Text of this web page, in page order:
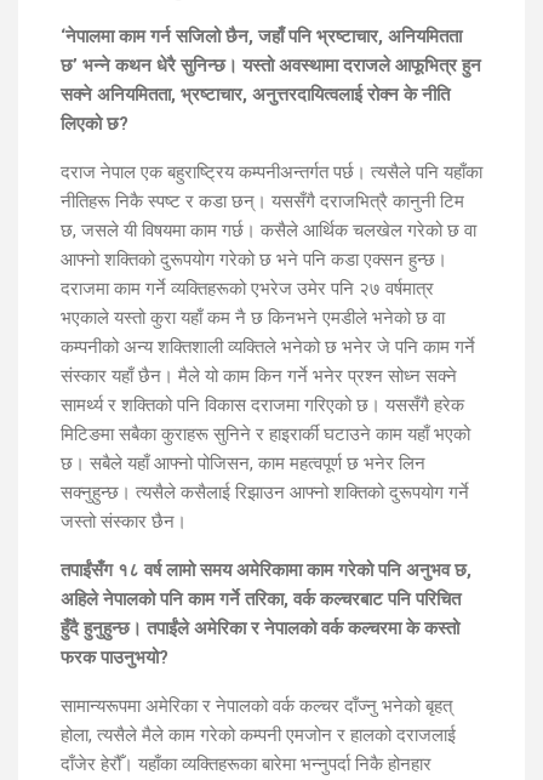
‘नेपालमा काम गर्न सजिलो छैन, जहाँ पनि भ्रष्टाचार, अनियमितता
छ’ भन्ने कथन धेरै सुनिन्छ। यस्तो अवस्थामा दराजले आफूभित्र हुन
सक्ने अनियमितता, भ्रष्टाचार, अनुत्तरदायित्वलाई रोक्न के नीति
लिएको छ?
दराज नेपाल एक बहुराष्ट्रिय कम्पनीअन्तर्गत पर्छ। त्यसैले पनि यहाँका
नीतिहरू निकै स्पष्ट र कडा छन्। यससँगै दराजभित्रै कानुनी टिम
छ, जसले यी विषयमा काम गर्छ। कसैले आर्थिक चलखेल गरेको छ वा
आफ्नो शक्तिको दुरूपयोग गरेको छ भने पनि कडा एक्सन हुन्छ।
दराजमा काम गर्ने व्यक्तिहरूको एभरेज उमेर पनि २७ वर्षमात्र
भएकाले यस्तो कुरा यहाँ कम नै छ किनभने एमडीले भनेको छ वा
कम्पनीको अन्य शक्तिशाली व्यक्तिले भनेको छ भनेर जे पनि काम गर्ने
संस्कार यहाँ छैन। मैले यो काम किन गर्ने भनेर प्रश्न सोध्न सक्ने
सामर्थ्य र शक्तिको पनि विकास दराजमा गरिएको छ। यससँगै हरेक
मिटिङमा सबैका कुराहरू सुनिने र हाइरार्की घटाउने काम यहाँ भएको
छ। सबैले यहाँ आफ्नो पोजिसन, काम महत्वपूर्ण छ भनेर लिन
सक्नुहुन्छ। त्यसैले कसैलाई रिझाउन आफ्नो शक्तिको दुरूपयोग गर्ने
जस्तो संस्कार छैन।
तपाईंसँग १८ वर्ष लामो समय अमेरिकामा काम गरेको पनि अनुभव छ,
अहिले नेपालको पनि काम गर्ने तरिका, वर्क कल्चरबाट पनि परिचित
हुँदै हुनुहुन्छ। तपाईंले अमेरिका र नेपालको वर्क कल्चरमा के कस्तो
फरक पाउनुभयो?
सामान्यरूपमा अमेरिका र नेपालको वर्क कल्चर दाँज्नु भनेको बृहत्
होला, त्यसैले मैले काम गरेको कम्पनी एमजोन र हालको दराजलाई
दाँजेर हेरौँ। यहाँका व्यक्तिहरूका बारेमा भन्नुपर्दा निकै होनहार